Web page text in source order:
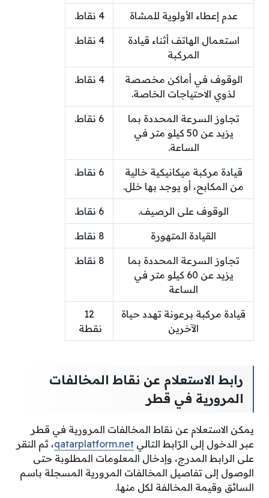
عدم إعطاء الأولوية للمشاة 4 نقاط.
استعمال الهاتف أثناء قيادة
المركبة
4 نقاط.
الوقوف في أماكن مخصصة
لذوي الاحتياجات الخاصة.
4 نقاط.
تجاوز السرعة المحددة بما
يزيد عن 50 كيلو متر في
الساعة.
6 نقاط.
قيادة مركبة ميكانيكية خالية
من المكابح، أو يوجد بها خلل.
6 نقاط.
الوقوف على الرصيف. 6 نقاط.
القيادة المتهورة 8 نقاط.
تجاوز السرعة المحددة بما
يزيد عن 60 كيلو متر في
الساعة
8 نقاط.
قيادة مركبة برعونة تهدد حياة
الآخرين
12
نقطة
رابط الاستعلام عن نقاط المخالفات
المرورية في قطر
يمكن الاستعلام عن نقاط المخالفات المرورية في قطر
عبر الدخول إلى الرّابط التالي qatarplatform.net، ثم النقر
على الرابط المدرج، وإدخال المعلومات المطلوبة حتى
الوصول إلى تفاصيل المخالفات المرورية المسجلة باسم
السائق وقيمة المخالفة لكل منها.